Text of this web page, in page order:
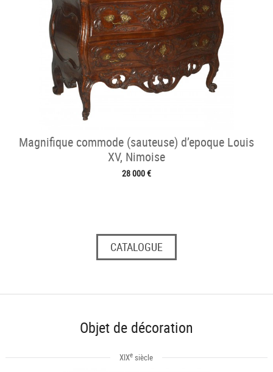
Magnifique commode (sauteuse) d’epoque Louis
XV, Nimoise
28 000 €
CATALOGUE
Objet de décoration
XIXe siècle